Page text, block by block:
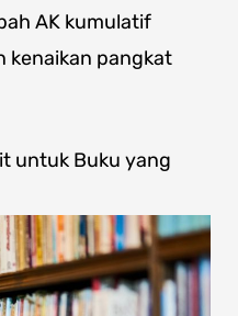
AK kumulatif
kenaikan pangkat
untuk Buku yang